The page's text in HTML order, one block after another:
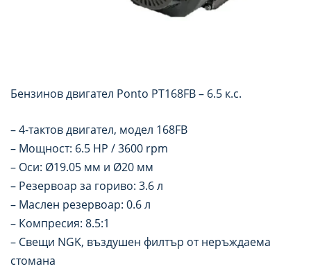
Бензинов двигател Ponto PT168FB – 6.5 к.с.
– 4-тактов двигател, модел 168FB
– Мощност: 6.5 HP / 3600 rpm
– Оси: Ø19.05 мм и Ø20 мм
– Резервоар за гориво: 3.6 л
– Маслен резервоар: 0.6 л
– Компресия: 8.5:1
– Свещи NGK, въздушен филтър от неръждаема
стомана